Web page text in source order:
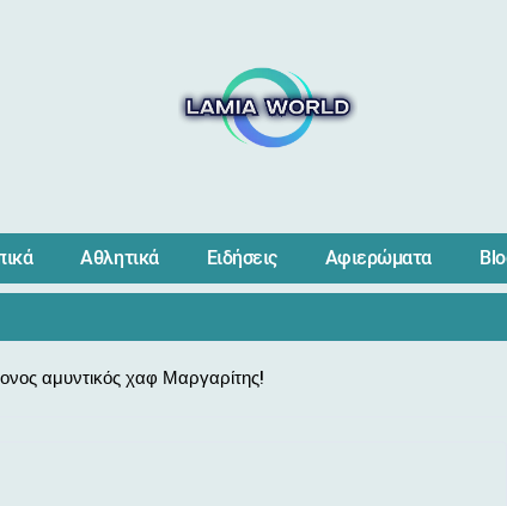
Αθλητικά Ειδήσεις Αφιερώματα
αμυντικός χαφ Μαργαρίτης!